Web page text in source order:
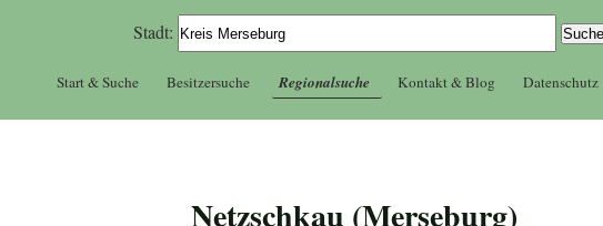
Stadt:
Start & Suche Besitzersuche Regionalsuche Kontakt & Blog Datenschutz
Netzschkau (Merseburg)